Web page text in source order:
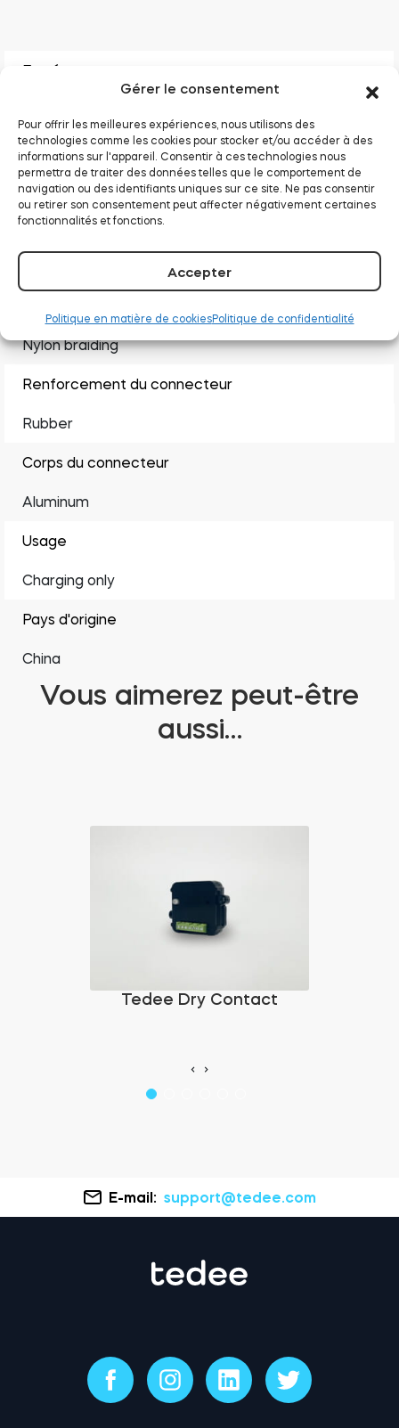
Gérer le consentement
Pour offrir les meilleures expériences, nous utilisons des
technologies comme les cookies pour stocker et/ou accéder à des
informations sur l'appareil. Consentir à ces technologies nous
permettra de traiter des données telles que le comportement de
navigation ou des identifiants uniques sur ce site. Ne pas consentir
ou retirer son consentement peut affecter négativement certaines
fonctionnalités et fonctions.
Accepter
Politique en matière de cookiesPolitique de confidentialité
Entrée
Sortie
Micro USB on a magnetic adapter
Longueur
Nylon braiding
Renforcement du connecteur
Rubber
Corps du connecteur
Aluminum
Usage
Charging only
Pays d'origine
China
Vous aimerez peut-être
aussi…
Tedee Dry Contact
‹ ›
E-mail: support@tedee.com